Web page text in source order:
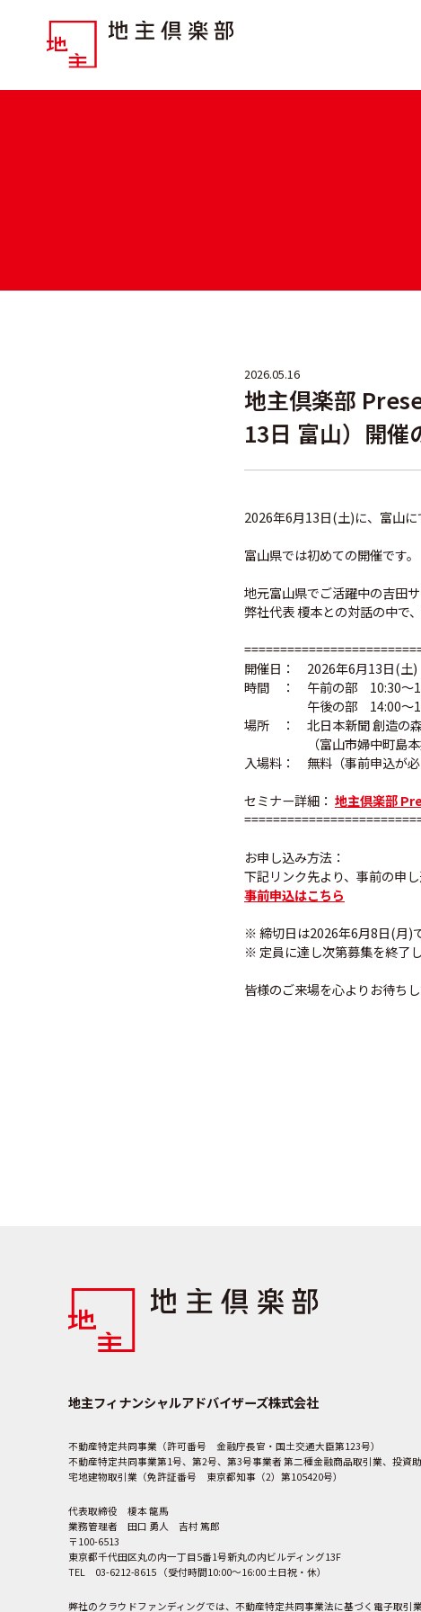
2026.05.16
地主倶楽部
13日 富山）開催
2026年6月13日(土)に、富山に
富山県では初めての開催です。
地元富山県でご活躍中の吉田
弊社代表 榎本との対話の中で
開催日： 2026年6月13日(土)
時間 ： 午前の部 10:30～
午後の部 14:00～15:30
場所 ： 北日本新聞 創造の
（富山市婦中町島本郷
入場料： 無料（事前申込が必
セミナー詳細： 地主倶楽部
お申し込み方法：
下記リンク先より、事前の申
事前申込はこちら
※ 締切日は2026年6月8日(月)で
※ 定員に達し次第募集を終了
皆様のご来場を心よりお待ちし
地主フィナンシャルアドバイザーズ株式会社
不動産特定共同事業（許可番号 金融庁長官・国土交通大臣第123号）
不動産特定共同事業第1号、第2号、第3号事業者 第二種金融商品取引業、投資
宅地建物取引業（免許証番号 東京都知事（2）第105420号）
代表取締役 榎本 龍馬
業務管理者 田口 勇人 吉村 篤郎
〒100-6513
東京都千代田区丸の内一丁目5番1号新丸の内ビルディング13F
TEL 03-6212-8615 （受付時間10:00～16:00 土日祝・休）
弊社のクラウドファンディングでは、不動産特定共同事業法に基づく電子取引業